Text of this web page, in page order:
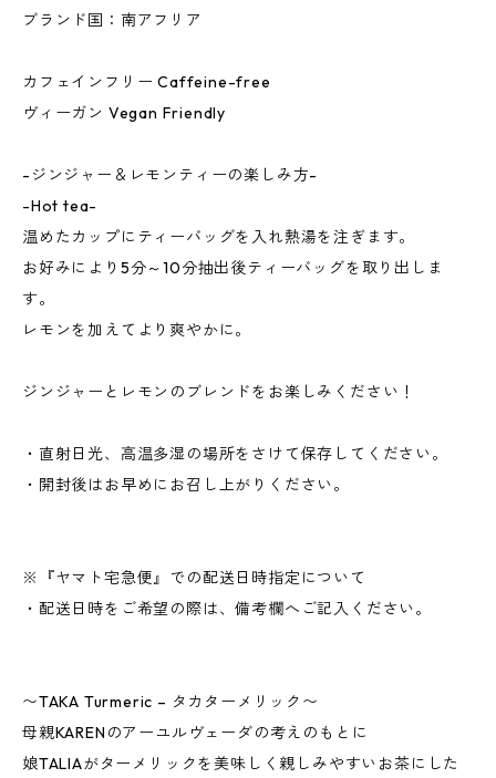
ブランド国：南アフリア
カフェインフリー Caffeine-free
ヴィーガン Vegan Friendly
-ジンジャー＆レモンティーの楽しみ方-
-Hot tea-
温めたカップにティーバッグを入れ熱湯を注ぎます。
お好みにより5分～10分抽出後ティーバッグを取り出しま
す。
レモンを加えてより爽やかに。
ジンジャーとレモンのブレンドをお楽しみください！
・直射日光、高温多湿の場所をさけて保存してください。
・開封後はお早めにお召し上がりください。
※『ヤマト宅急便』での配送日時指定について
・配送日時をご希望の際は、備考欄へご記入ください。
〜TAKA Turmeric – タカターメリック〜
母親KARENのアーユルヴェーダの考えのもとに
娘TALIAがターメリックを美味しく親しみやすいお茶にした